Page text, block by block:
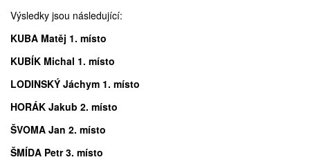
Výsledky jsou následující:
KUBA Matěj 1. místo
KUBÍK Michal 1. místo
LODINSKÝ Jáchym 1. místo
HORÁK Jakub 2. místo
ŠVOMA Jan 2. místo
ŠMÍDA Petr 3. místo